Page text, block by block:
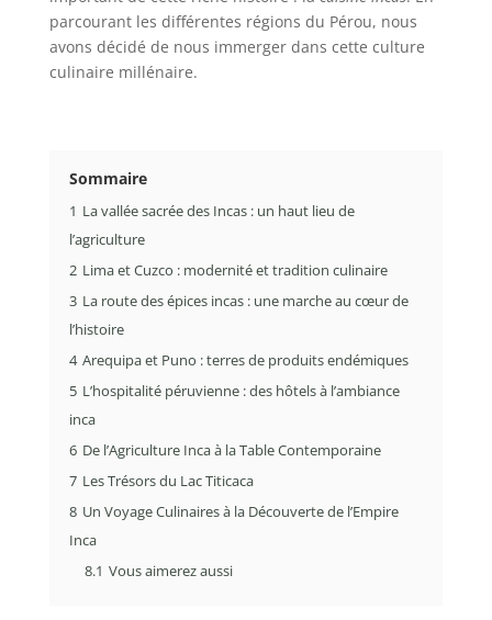
parcourant les différentes régions du Pérou, nous
avons décidé de nous immerger dans cette culture
culinaire millénaire.
Sommaire
1 La vallée sacrée des Incas : un haut lieu de
l’agriculture
2 Lima et Cuzco : modernité et tradition culinaire
3 La route des épices incas : une marche au cœur de
l’histoire
4 Arequipa et Puno : terres de produits endémiques
5 L’hospitalité péruvienne : des hôtels à l’ambiance
inca
6 De l’Agriculture Inca à la Table Contemporaine
7 Les Trésors du Lac Titicaca
8 Un Voyage Culinaires à la Découverte de l’Empire
Inca
8.1 Vous aimerez aussi